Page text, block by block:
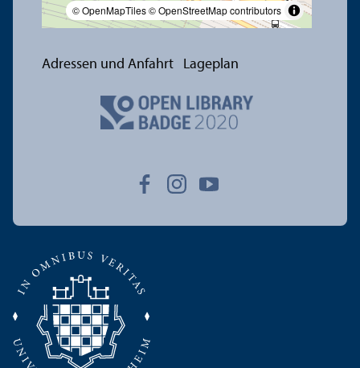
© OpenMapTiles© OpenStreetMap contributors
Adressen und Anfahrt Lageplan